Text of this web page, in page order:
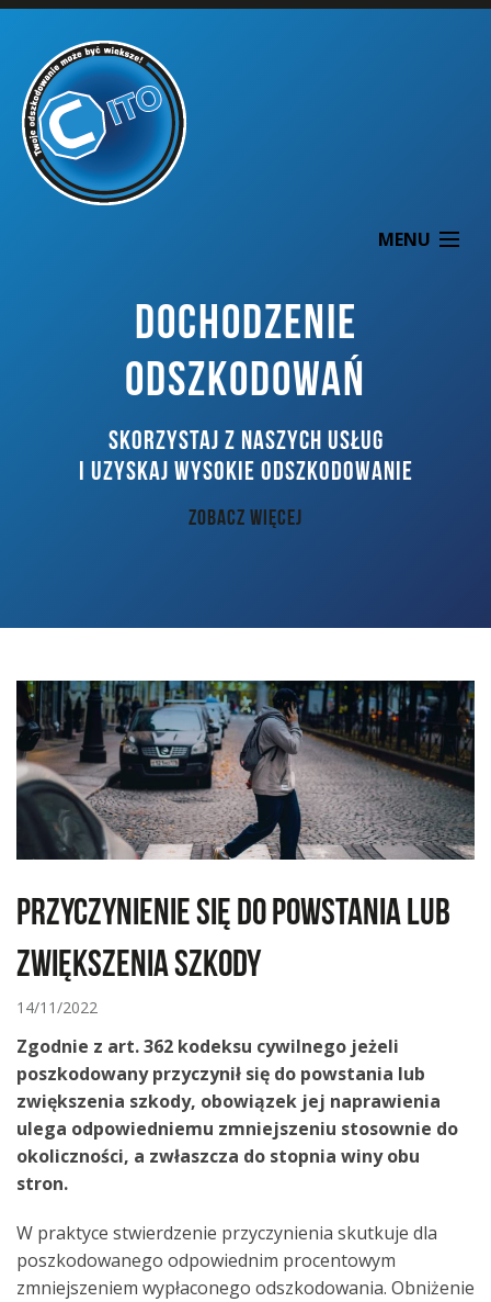
MENU
DOCHODZENIE ODSZKODOWAŃ
KONTAKT
DOCHODZENIE
ODSZKODOWAŃ
SKORZYSTAJ Z NASZYCH USŁUG
I UZYSKAJ WYSOKIE ODSZKODOWANIE
ZOBACZ WIĘCEJ
Przyczynienie się do powstania lub
zwiększenia szkody
14/11/2022
Zgodnie z art. 362 kodeksu cywilnego jeżeli
poszkodowany przyczynił się do powstania lub
zwiększenia szkody, obowiązek jej naprawienia
ulega odpowiedniemu zmniejszeniu stosownie do
okoliczności, a zwłaszcza do stopnia winy obu
stron.
W praktyce stwierdzenie przyczynienia skutkuje dla
poszkodowanego odpowiednim procentowym
zmniejszeniem wypłaconego odszkodowania. Obniżenie